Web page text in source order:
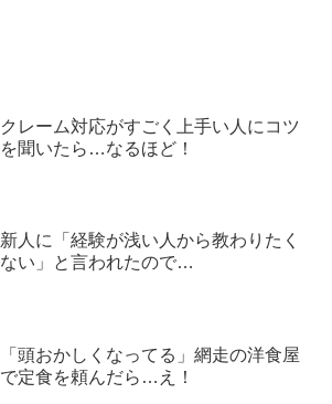
クレーム対応がすごく上手い人にコツ
を聞いたら…なるほど！
新人に「経験が浅い人から教わりたく
ない」と言われたので…
「頭おかしくなってる」網走の洋食屋
で定食を頼んだら…え！